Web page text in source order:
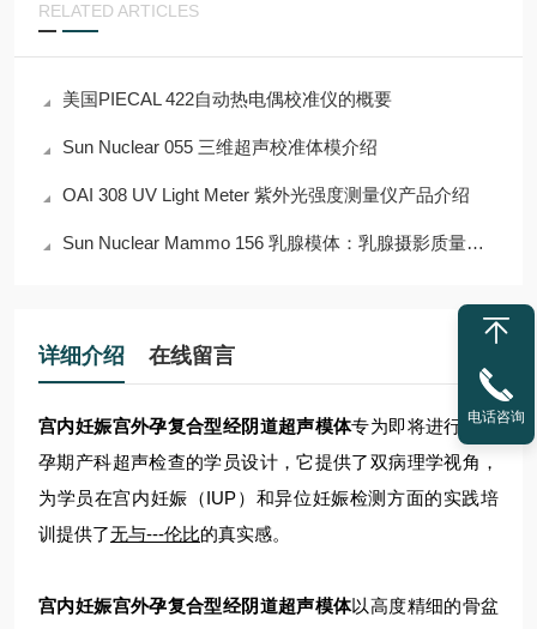
RELATED ARTICLES
美国PIECAL 422自动热电偶校准仪的概要
Sun Nuclear 055 三维超声校准体模介绍
OAI 308 UV Light Meter 紫外光强度测量仪产品介绍
Sun Nuclear Mammo 156 乳腺模体：乳腺摄影质量控制的金标准
详细介绍 在线留言
宫内妊娠宫外孕复合型经阴道超声模体专为即将进行第一
孕期产科超声检查的学员设计，它提供了双病理学视角，
为学员在宫内妊娠（IUP）和异位妊娠检测方面的实践培
训提供了无与---伦比的真实感。
宫内妊娠宫外孕复合型经阴道超声模体以高度精细的骨盆
电话咨询